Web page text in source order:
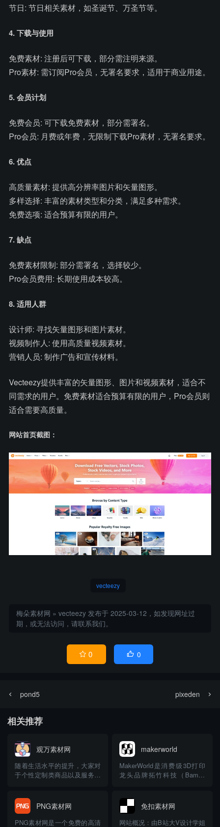
节日: 节日相关素材，如圣诞节、万圣节等。
4. 下载与使用
免费素材: 注册后可下载，部分需注明来源。
Pro素材: 需订阅Pro会员，无署名要求，适用于商业用途。
5. 会员计划
免费会员: 可下载免费素材，部分需署名。
Pro会员: 月费或年费，无限制下载Pro素材，无署名要求。
6. 优点
高质量素材: 提供高分辨率图片和矢量图形。
多样选择: 丰富的素材类型和分类，满足多种需求。
免费选项: 适合预算有限的用户。
7. 缺点
免费素材限制: 部分需署名，选择较少。
Pro会员费用: 长期使用成本较高。
8. 适用人群
设计师: 寻找矢量图形和图片素材。
视频制作人: 使用高质量视频素材。
营销人员: 制作广告和宣传材料。
Vecteezy提供丰富的矢量图形、图片和视频素材，适合不
同需求的用户。免费素材适合预算有限的用户，Pro会员则
适合需要高质量。
网站首页截图：
vecteezy
梅朵素材网 » vecteezy 发布于 2025-03-12，如发现网址过
期，或无法访问，请联系我们。
 0  0
pond5 pixeden
相关推荐
观万素材网
随着生活水平的提升，大家对
于个性定制类商品以及服务越
上面随处可见提供此类服务的
商家，今天小编给大家介绍的
是定制领域一个比较小众的细
makerworld
MakerWorld是消费级3D打印
龙头品牌拓竹科技（Bambu
下载站，更是一个集成了AI生
成、创作工具和完整打印流程
的生态系统。 🔍 平台核心特
PNG素材网
PNG素材网是一个免费的高清
免扣素材网
网站概况：由B站大V设计学姐